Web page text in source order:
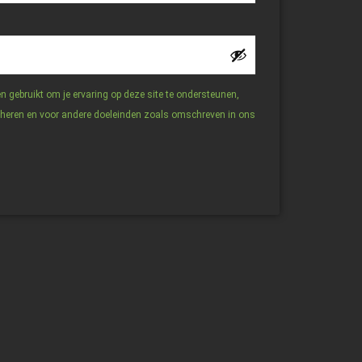
gebruikt om je ervaring op deze site te ondersteunen,
en voor andere doeleinden zoals omschreven in ons